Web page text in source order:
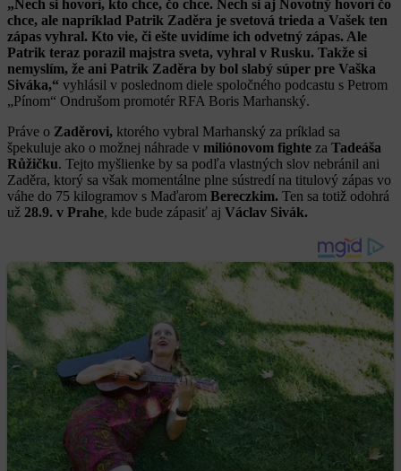
„Nech si hovorí, kto chce, čo chce. Nech si aj Novotný hovorí čo
chce, ale napríklad Patrik Zaděra je svetová trieda a Vašek ten
zápas vyhral. Kto vie, či ešte uvidíme ich odvetný zápas. Ale
Patrik teraz porazil majstra sveta, vyhral v Rusku. Takže si
nemyslím, že ani Patrik Zaděra by bol slabý súper pre Vaška
Siváka,“ vyhlásil v poslednom diele spoločného podcastu s Petrom
„Pínom“ Ondrušom promotér RFA Boris Marhanský.
Práve o Zaděrovi, ktorého vybral Marhanský za príklad sa
špekuluje ako o možnej náhrade v miliónovom fighte za Tadeáša
Růžičku. Tejto myšlienke by sa podľa vlastných slov nebránil ani
Zaděra, ktorý sa však momentálne plne sústredí na titulový zápas vo
váhe do 75 kilogramov s Maďarom Bereczkim. Ten sa totiž odohrá
už 28.9. v Prahe, kde bude zápasiť aj Václav Sivák.